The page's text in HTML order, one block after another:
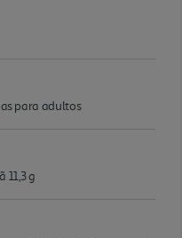
para adultos
11,3 g